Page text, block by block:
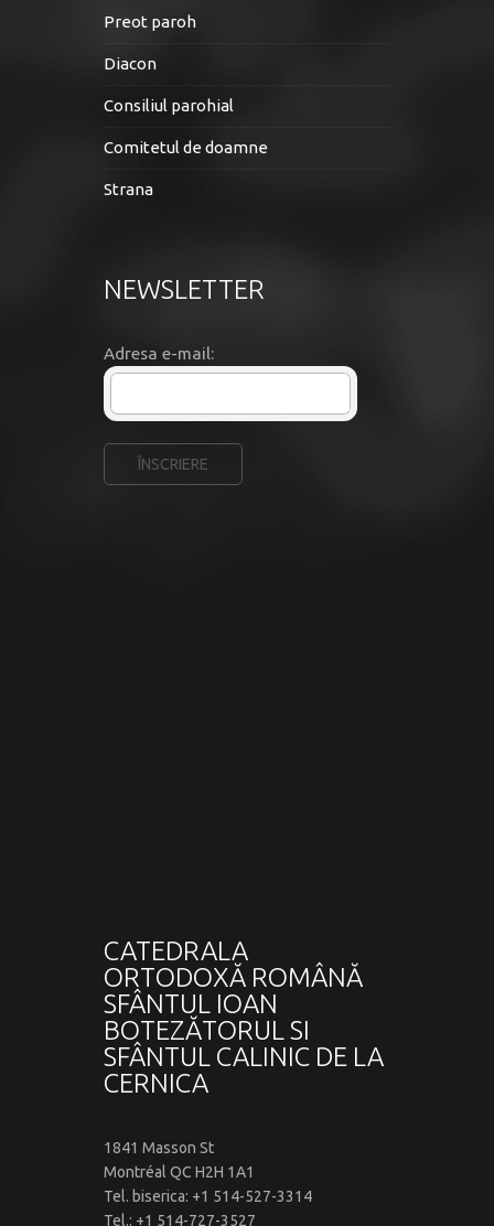
Preot paroh
Diacon
Consiliul parohial
Comitetul de doamne
Strana
NEWSLETTER
Adresa e-mail:
CATEDRALA
ORTODOXĂ ROMÂNĂ
SFÂNTUL IOAN
BOTEZĂTORUL SI
SFÂNTUL CALINIC DE LA
CERNICA
1841 Masson St
Montréal QC H2H 1A1
Tel. biserica: +1 514-527-3314
Tel.: +1 514-727-3527